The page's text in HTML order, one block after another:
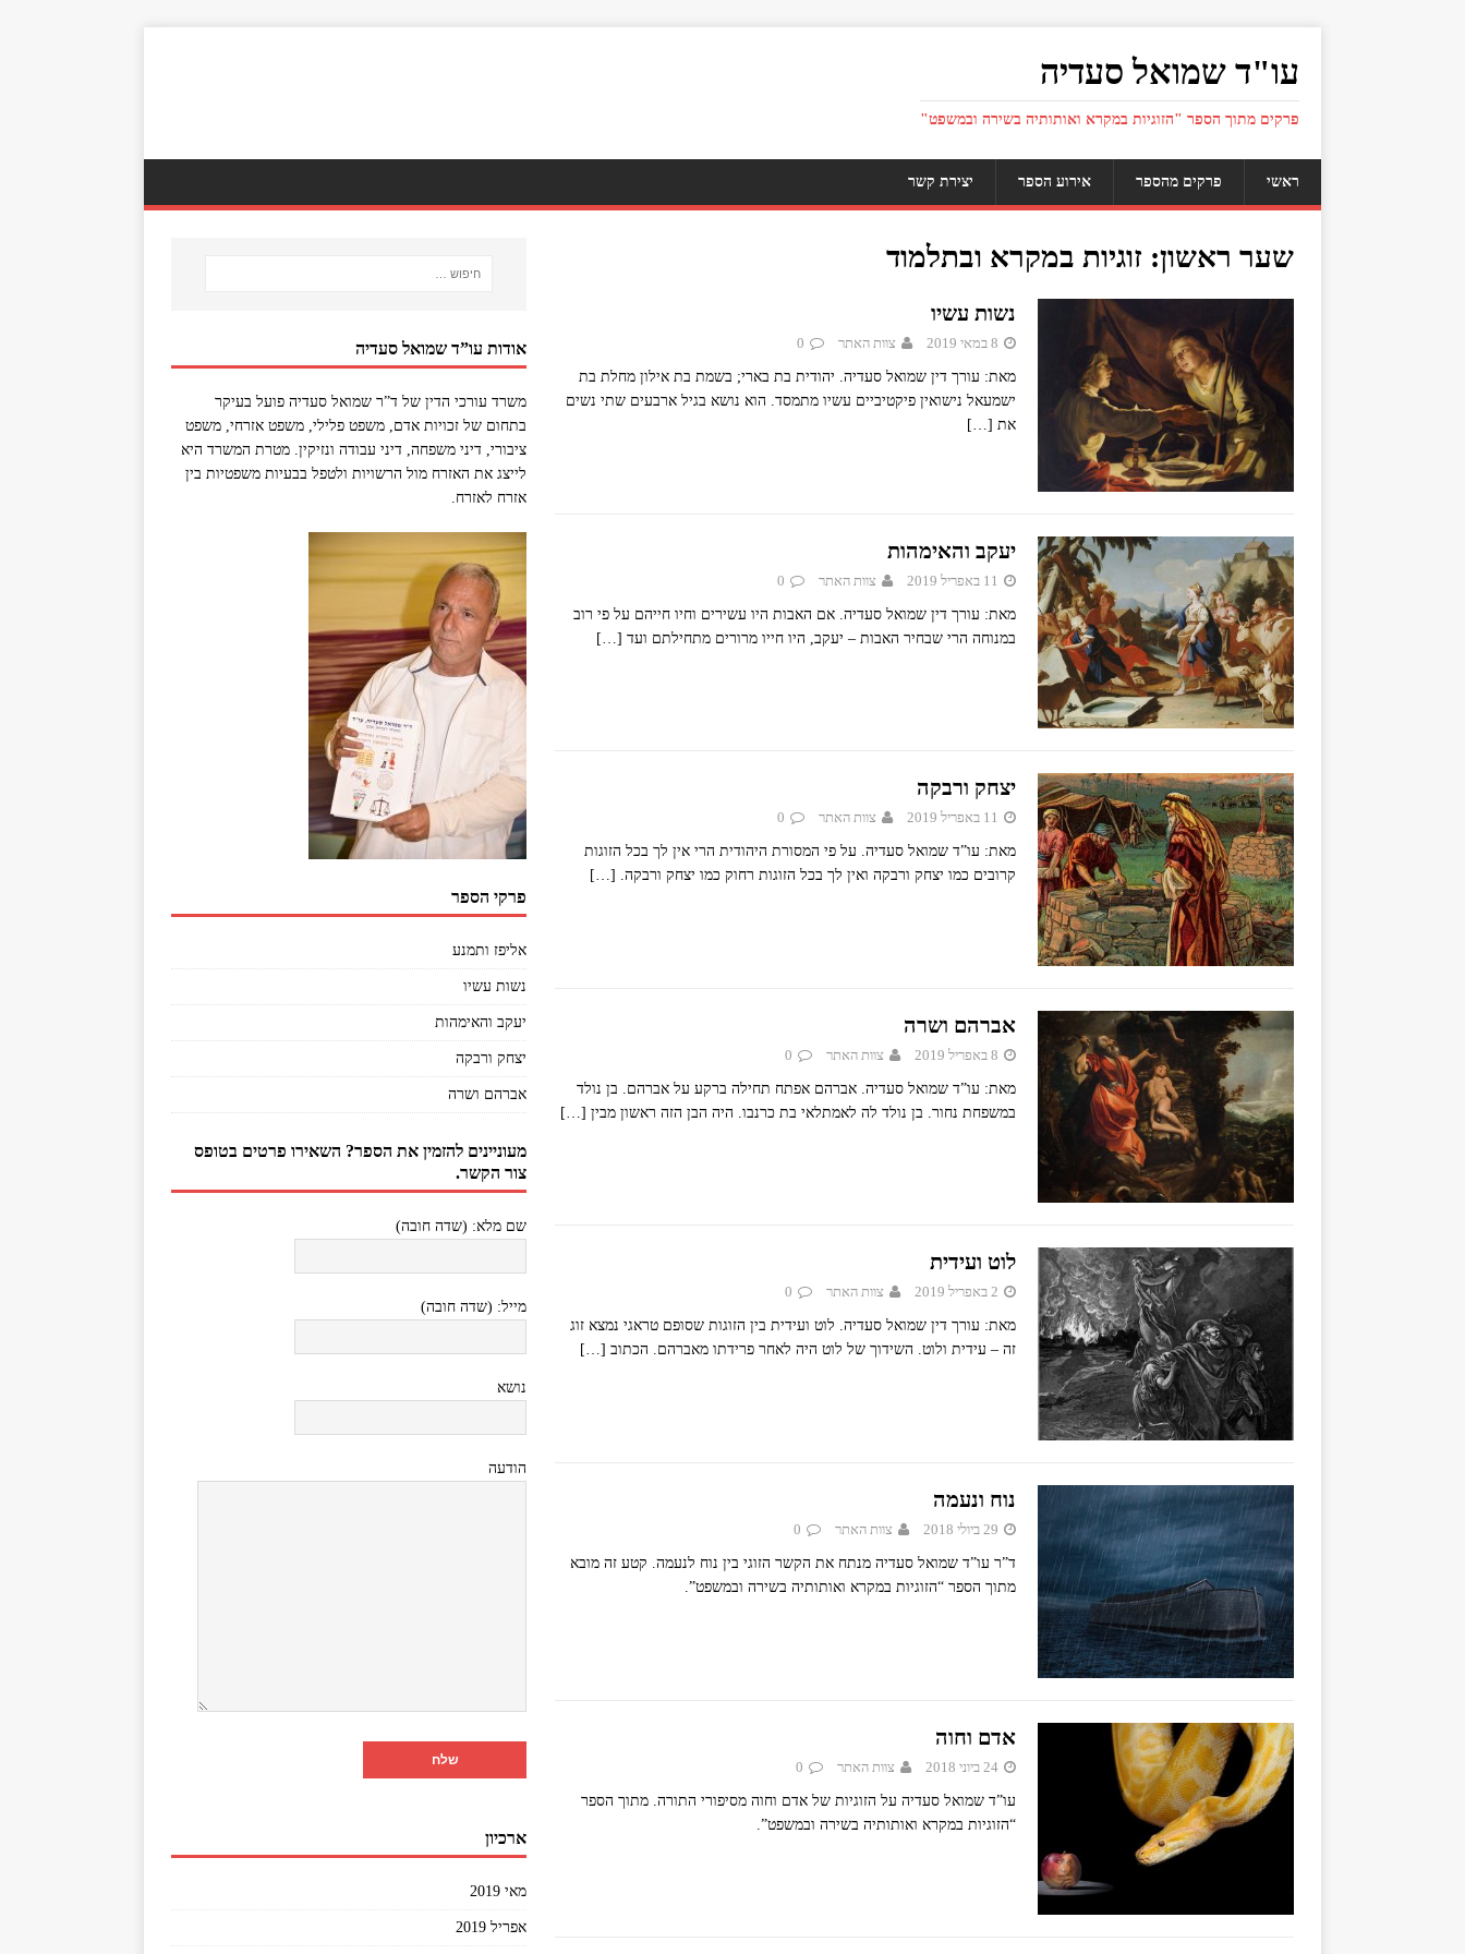
עו"ד שמואל סעדיה
פרקים מתוך הספר "הזוגיות במקרא ואותותיה בשירה ובמשפט"
ראשי פרקים מהספר אירוע הספר יצירת קשר
שער ראשון: זוגיות במקרא ובתלמוד
נשות עשיו
8 במאי 2019 צוות האתר 0
מאת: עורך דין שמואל סעדיה. יהודית בת בארי; בשמת בת אילון מחלת בת
ישמעאל נישואין פיקטיביים עשיו מתמסד. הוא נושא בגיל ארבעים שתי נשים
את […]
יעקב והאימהות
11 באפריל 2019 צוות האתר 0
מאת: עורך דין שמואל סעדיה. אם האבות היו עשירים וחיו חייהם על פי רוב
במנוחה הרי שבחיר האבות – יעקב, היו חייו מרורים מתחילתם ועד […]
יצחק ורבקה
11 באפריל 2019 צוות האתר 0
מאת: עו”ד שמואל סעדיה. על פי המסורת היהודית הרי אין לך בכל הזוגות
קרובים כמו יצחק ורבקה ואין לך בכל הזוגות רחוק כמו יצחק ורבקה. […]
אברהם ושרה
8 באפריל 2019 צוות האתר 0
מאת: עו”ד שמואל סעדיה. אברהם אפתח תחילה ברקע על אברהם. בן נולד
במשפחת נחור. בן נולד לה לאמתלאי בת כרנבו. היה הבן הזה ראשון מבין […]
לוט ועידית
2 באפריל 2019 צוות האתר 0
מאת: עורך דין שמואל סעדיה. לוט ועידית בין הזוגות שסופם טראגי נמצא זוג
זה – עידית ולוט. השידוך של לוט היה לאחר פרידתו מאברהם. הכתוב […]
נוח ונעמה
29 ביולי 2018 צוות האתר 0
ד”ר עו”ד שמואל סעדיה מנתח את הקשר הזוגי בין נוח לנעמה. קטע זה מובא
מתוך הספר “הזוגיות במקרא ואותותיה בשירה ובמשפט”.
אדם וחוה
24 ביוני 2018 צוות האתר 0
עו”ד שמואל סעדיה על הזוגיות של אדם וחוה מסיפורי התורה. מתוך הספר
“הזוגיות במקרא ואותותיה בשירה ובמשפט”.
אודות עו”ד שמואל סעדיה
משרד עורכי הדין של ד”ר שמואל סעדיה פועל בעיקר
בתחום של זכויות אדם, משפט פלילי, משפט אזרחי, משפט
ציבורי, דיני משפחה, דיני עבודה ונזיקין. מטרת המשרד היא
לייצג את האזרח מול הרשויות ולטפל בבעיות משפטיות בין
אזרח לאזרח.
פרקי הספר
אליפז ותמנע
נשות עשיו
יעקב והאימהות
יצחק ורבקה
אברהם ושרה
מעוניינים להזמין את הספר? השאירו פרטים בטופס
צור הקשר.
שם מלא: (שדה חובה)
מייל: (שדה חובה)
נושא
הודעה
ארכיון
מאי 2019
אפריל 2019